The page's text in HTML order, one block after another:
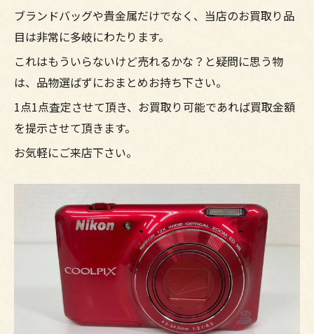
ブランドバッグや貴金属だけでなく、当店のお買取り品
目は非常に多岐にわたります。
これはもういらないけど売れるかな？と疑問に思う物
は、品物選ばずにおまとめお持ち下さい。
1点1点査定させて頂き、お買取り可能であれば買取金額
を提示させて頂きます。
お気軽にご来店下さい。